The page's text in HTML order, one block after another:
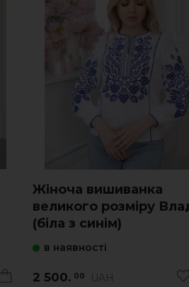
Жіноча вишиванка
великого розміру
(біла з синім)
в наявності
2 500. 00 UAH